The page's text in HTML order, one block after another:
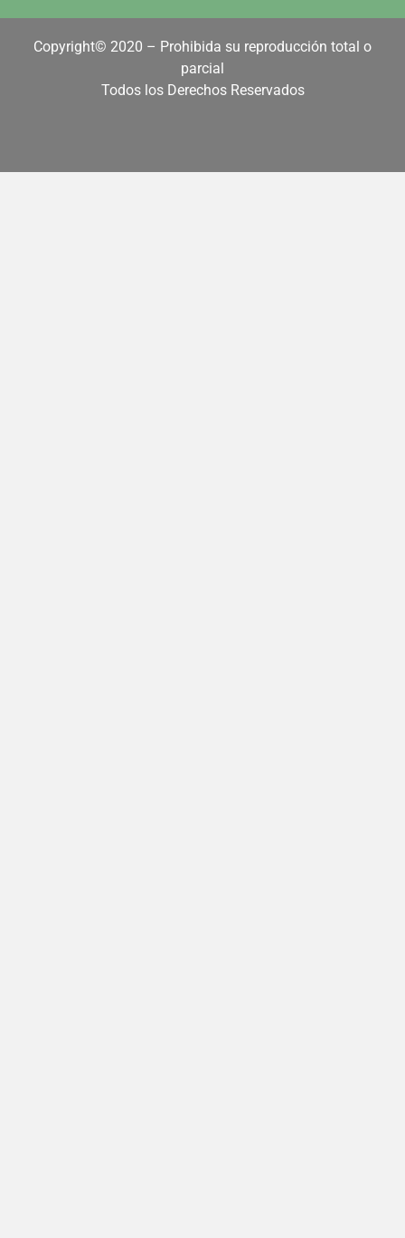
Copyright© 2020 – Prohibida su reproducción total o
parcial
Todos los Derechos Reservados